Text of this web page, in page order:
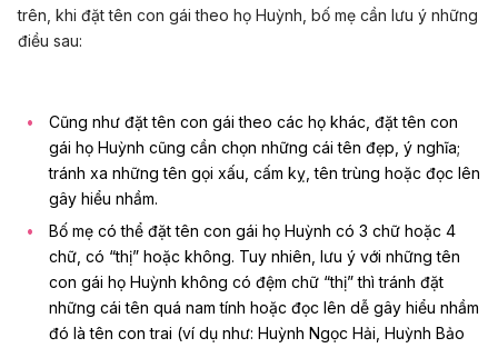
trên, khi đặt tên con gái theo họ Huỳnh, bố mẹ cần lưu ý những
điều sau:
Cũng như đặt tên con gái theo các họ khác, đặt tên con
gái họ Huỳnh cũng cần chọn những cái tên đẹp, ý nghĩa;
tránh xa những tên gọi xấu, cấm kỵ, tên trùng hoặc đọc lên
gây hiểu nhầm.
Bố mẹ có thể đặt tên con gái họ Huỳnh có 3 chữ hoặc 4
chữ, có “thị” hoặc không. Tuy nhiên, lưu ý với những tên
con gái họ Huỳnh không có đệm chữ “thị” thì tránh đặt
những cái tên quá nam tính hoặc đọc lên dễ gây hiểu nhầm
đó là tên con trai (ví dụ như: Huỳnh Ngọc Hải, Huỳnh Bảo